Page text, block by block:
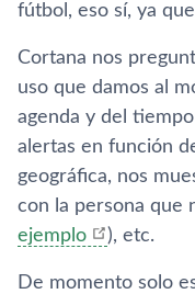
fútbol, eso sí­, ya
Cortana nos
uso que damos al
agenda y del
alertas en función
geográfica, nos
con la persona que
ejemplo
), etc.
De momento solo